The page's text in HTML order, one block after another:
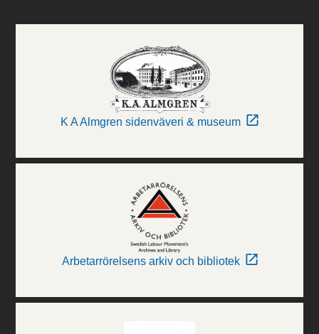
K A Almgren sidenväveri & museum
Arbetarrörelsens arkiv och bibliotek